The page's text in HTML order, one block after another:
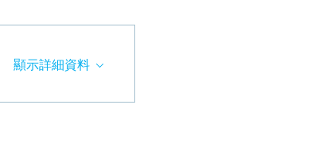
顯示詳細資料